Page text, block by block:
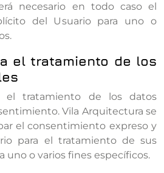
necesario en todo caso el
del Usuario para uno o
el tratamiento de los
el tratamiento de los datos
Vila Arquitectura se
el consentimiento expreso y
para el tratamiento de sus
uno o varios fines específicos.